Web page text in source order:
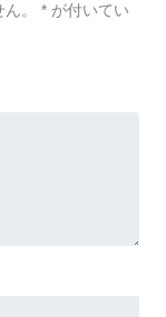
。 * が付いてい